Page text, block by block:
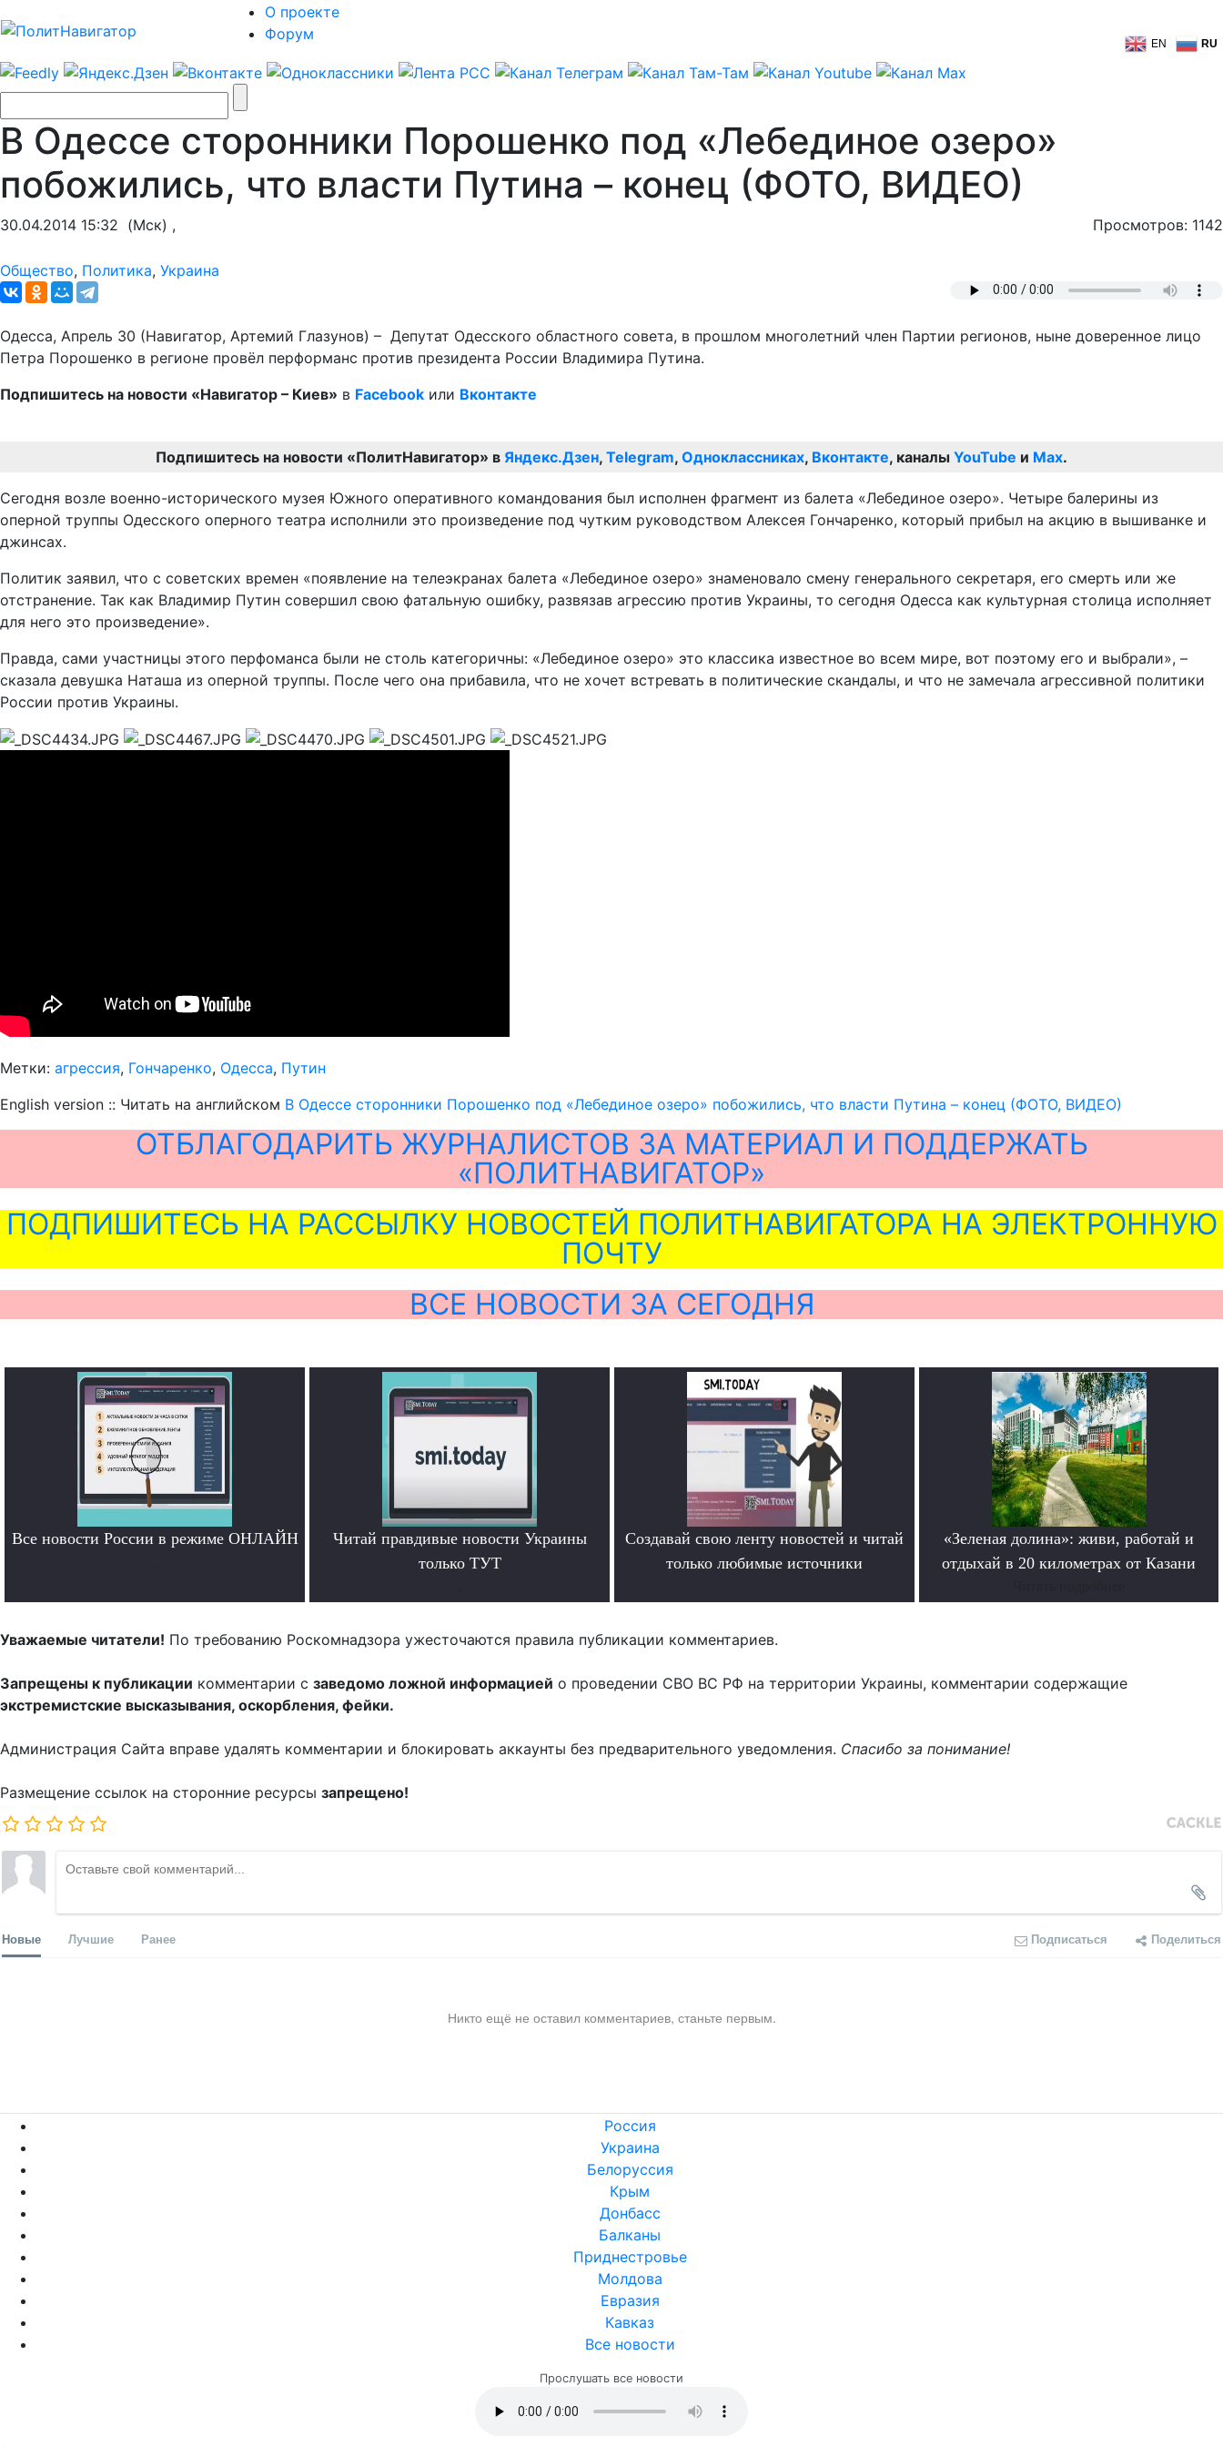
О проекте
Форум
EN RU
В Одессе сторонники Порошенко под «Лебединое озеро»
побожились, что власти Путина – конец (ФОТО, ВИДЕО)
30.04.2014 15:32 (Мск) , Просмотров: 1142
Общество, Политика, Украина
Одесса, Апрель 30 (Навигатор, Артемий Глазунов) – Депутат Одесского областного совета, в прошлом многолетний член Партии регионов, ныне доверенное лицо
Петра Порошенко в регионе провёл перформанс против президента России Владимира Путина.
Подпишитесь на новости «Навигатор – Киев» в Facebook или Вконтакте
Подпишитесь на новости «ПолитНавигатор» в Яндекс.Дзен, Telegram, Одноклассниках, Вконтакте, каналы YouTube и Max.
Сегодня возле военно-исторического музея Южного оперативного командования был исполнен фрагмент из балета «Лебединое озеро». Четыре балерины из
оперной труппы Одесского оперного театра исполнили это произведение под чутким руководством Алексея Гончаренко, который прибыл на акцию в вышиванке и
джинсах.
Политик заявил, что с советских времен «появление на телеэкранах балета «Лебединое озеро» знаменовало смену генерального секретаря, его смерть или же
отстранение. Так как Владимир Путин совершил свою фатальную ошибку, развязав агрессию против Украины, то сегодня Одесса как культурная столица исполняет
для него это произведение».
Правда, сами участницы этого перфоманса были не столь категоричны: «Лебединое озеро» это классика известное во всем мире, вот поэтому его и выбрали», –
сказала девушка Наташа из оперной труппы. После чего она прибавила, что не хочет встревать в политические скандалы, и что не замечала агрессивной политики
России против Украины.
Метки: агрессия, Гончаренко, Одесса, Путин
English version :: Читать на английском В Одессе сторонники Порошенко под «Лебединое озеро» побожились, что власти Путина – конец (ФОТО, ВИДЕО)
ОТБЛАГОДАРИТЬ ЖУРНАЛИСТОВ ЗА МАТЕРИАЛ И ПОДДЕРЖАТЬ
«ПОЛИТНАВИГАТОР»
ПОДПИШИТЕСЬ НА РАССЫЛКУ НОВОСТЕЙ ПОЛИТНАВИГАТОРА НА ЭЛЕКТРОННУЮ
ПОЧТУ
ВСЕ НОВОСТИ ЗА СЕГОДНЯ
Все новости России в режиме ОНЛАЙН
Читай правдивые новости Украины
только ТУТ
Создавай свою ленту новостей и читай
только любимые источники
«Зеленая долина»: живи, работай и
отдыхай в 20 километрах от Казани
Уважаемые читатели! По требованию Роскомнадзора ужесточаются правила публикации комментариев.
Запрещены к публикации комментарии с заведомо ложной информацией о проведении СВО ВС РФ на территории Украины, комментарии содержащие
экстремистские высказывания, оскорбления, фейки.
Администрация Сайта вправе удалять комментарии и блокировать аккаунты без предварительного уведомления. Спасибо за понимание!
Размещение ссылок на сторонние ресурсы запрещено!
Новые Лучшие Ранее Подписаться Поделиться
Никто ещё не оставил комментариев, станьте первым.
Россия
Украина
Белоруссия
Крым
Донбасс
Балканы
Приднестровье
Молдова
Евразия
Кавказ
Все новости
Прослушать все новости